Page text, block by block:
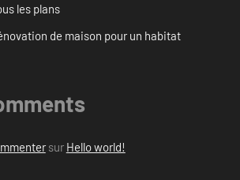
les plans
de maison pour un habitat
sur Hello world!